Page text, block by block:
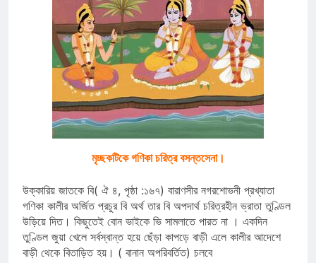
মৃচ্ছকটিকে গণিকা চরিত্র বসন্তসেনা।
উক্কারিয় জাতকে বি( ঐ ৪, পৃষ্ঠা :১৬৭) বারাণসীর নগরশোভনী প্রখ্যাতা
গণিকা কালীর অর্জিত প্রচুর বি অর্থ তার বি অপদার্থ চরিত্রহীন ভ্রাতা তুণ্ডিল
উড়িয়ে দিত। কিছুতেই বোন ভাইকে ভি সামলাতে পারত না । একদিন
তুণ্ডিল জুয়া খেলে সর্বস্বান্ত হয়ে ছেঁড়া কাপড়ে বাড়ী এলে কালীর আদেশে
বাড়ী থেকে বিতাড়িত হয়। ( বানান অপরিবর্তিত) চলবে